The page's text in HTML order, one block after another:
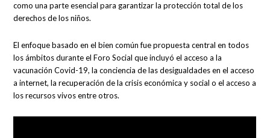
como una parte esencial para garantizar la protección total de los
derechos de los niños.
El enfoque basado en el bien común fue propuesta central en todos
los ámbitos durante el Foro Social que incluyó el acceso a la
vacunación Covid-19, la conciencia de las desigualdades en el acceso
a internet, la recuperación de la crisis económica y social o el acceso a
los recursos vivos entre otros.